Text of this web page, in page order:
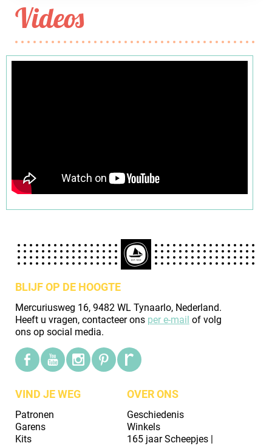
Videos
BLIJF OP DE HOOGTE
Mercuriusweg 16, 9482 WL Tynaarlo, Nederland.
Heeft u vragen, contacteer ons per e-mail of volg
ons op social media.
VIND JE WEG
Patronen
Garens
Kits
OVER ONS
Geschiedenis
Winkels
165 jaar Scheepjes |